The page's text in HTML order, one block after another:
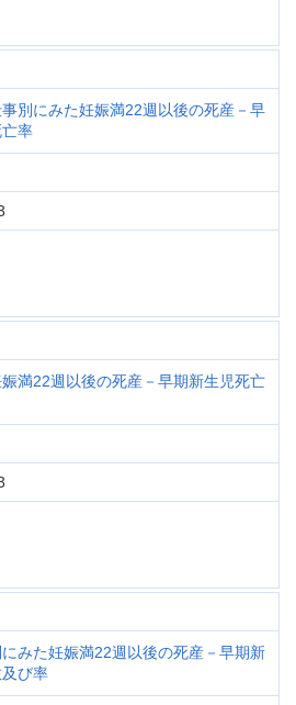
別にみた妊娠満22週以後の死産－早
率
満22週以後の死産－早期新生児死亡
みた妊娠満22週以後の死産－早期新
び率